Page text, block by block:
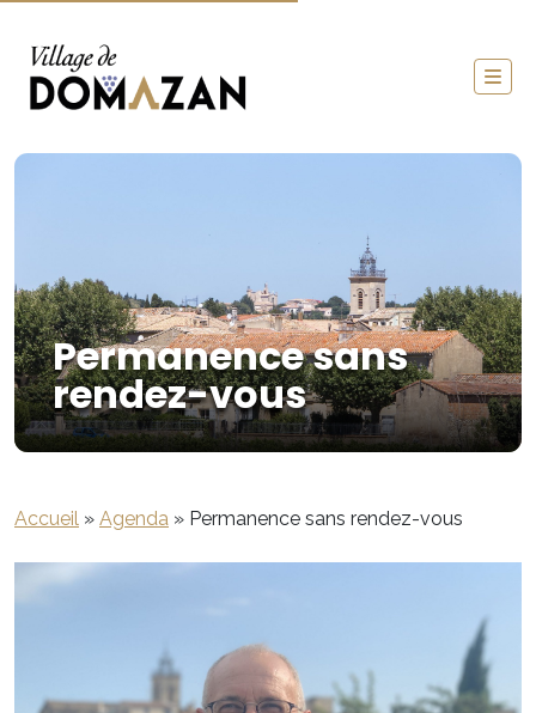
Permanence sans
rendez-vous
Accueil » Agenda » Permanence sans rendez-vous